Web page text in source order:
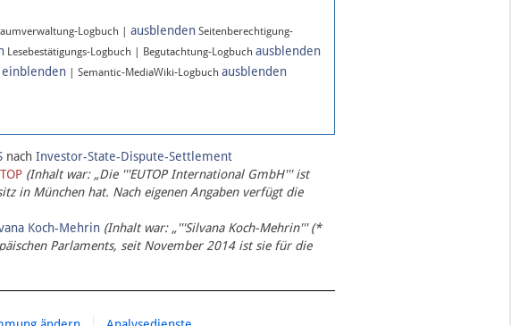
Logbuch | ausblenden Seitenberechtigung-
Lesebestätigungs-Logbuch | Begutachtung-Logbuch ausblenden
einblenden | Semantic-MediaWiki-Logbuch ausblenden
nach Investor-State-Dispute-Settlement
(Inhalt war: „Die '''EUTOP International GmbH''' ist
in München hat. Nach eigenen Angaben verfügt die
Koch-Mehrin (Inhalt war: „'''Silvana Koch-Mehrin''' (*
Parlaments, seit November 2014 ist sie für die